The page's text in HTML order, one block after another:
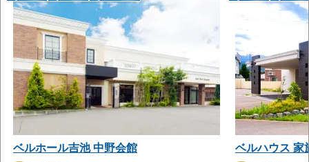
ベルホール吉池 中野会館
ベルハウス 家